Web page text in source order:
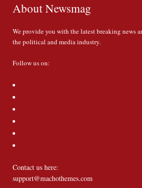
About Newsmag
We provide you with the latest breaking news
the political and media industry.
Follow us on:
Contact us here:
support@machothemes.com